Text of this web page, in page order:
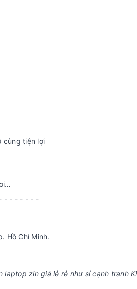
cùng tiện lợi
- - - - - - -
Hồ Chí Minh.
laptop zin giá lẻ rẻ như sỉ cạnh tranh